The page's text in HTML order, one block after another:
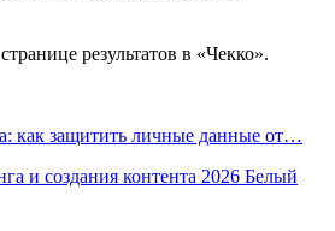
результатов в «Чекко».
как защитить личные данные от…
и создания контента 2026 Белый